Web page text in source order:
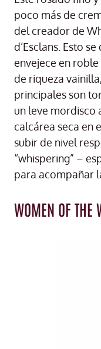
poco más de
del creador de
d’Esclans. Esto
envejece en
de riqueza
principales son
un leve mordisco
calcárea seca en
subir de nivel
“whispering” –
para acompañar
WOMEN OF THE